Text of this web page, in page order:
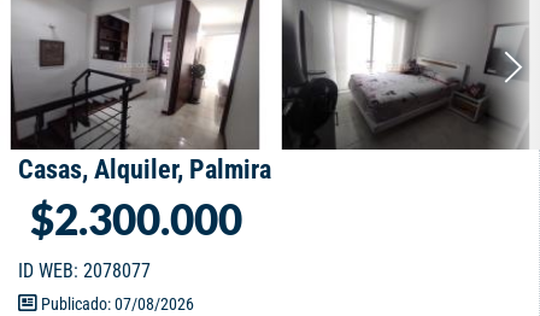
Casas, Alquiler, Palmira
$2.300.000
ID WEB: 2078077
Publicado: 07/08/2026